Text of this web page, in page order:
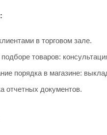
в торговом зале.
товаров:
порядка в магазине:
отчетных документов.